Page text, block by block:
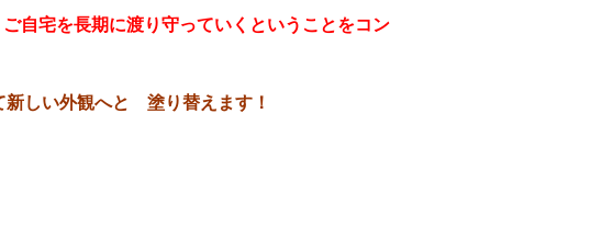
ご自宅を長期に渡り守っていくということをコン
新しい外観へと 塗り替えます！